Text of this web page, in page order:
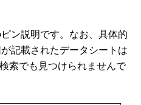
ン説明です。なお、具体的
記載されたデータシートは
索でも見つけられませんで